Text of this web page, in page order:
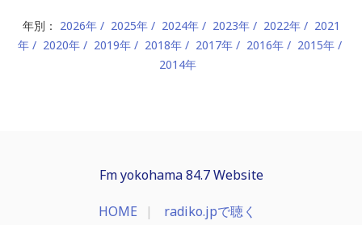
年別： 2026年 2025年 2024年 2023年 2022年
2021
年
2020年 2019年 2018年 2017年 2016年
2015年
2014年
Fm yokohama 84.7 Website
HOME radiko.jpで聴く